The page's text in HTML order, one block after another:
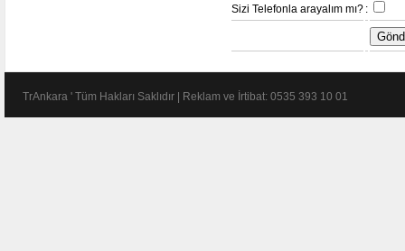
Sizi Telefonla arayalım mı? :
TrAnkara ' Tüm Hakları Saklıdır | Reklam ve İrtibat: 0535 393 10 01